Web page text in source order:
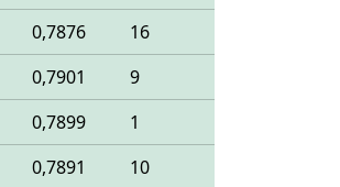
0,7876
16
0,7901
9
0,7899
1
0,7891
10